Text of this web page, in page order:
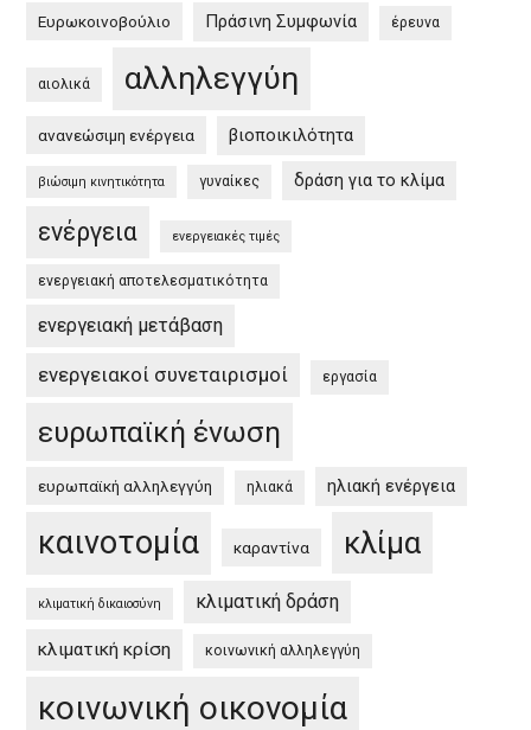
στην
και
Ελλάδα
Green
Green
Ευρωκοινοβούλιο Πράσινη Συμφωνία έρευνα
αιολικά αλληλεγγύη
ανανεώσιμη ενέργεια βιοποικιλότητα
βιώσιμη κινητικότητα γυναίκες δράση για το κλίμα
ενέργεια ενεργειακές τιμές
ενεργειακή αποτελεσματικότητα
ενεργειακή μετάβαση
ενεργειακοί συνεταιρισμοί εργασία
ευρωπαϊκή ένωση
ευρωπαϊκή αλληλεγγύη ηλιακά ηλιακή ενέργεια
καινοτομία καραντίνα κλίμα
κλιματική δικαιοσύνη κλιματική δράση
κλιματική κρίση κοινωνική αλληλεγγύη
κοινωνική οικονομία